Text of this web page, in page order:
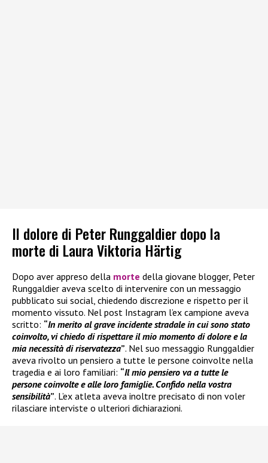
Il dolore di Peter Runggaldier dopo la
morte di Laura Viktoria Härtig
Dopo aver appreso della morte della giovane blogger, Peter
Runggaldier aveva scelto di intervenire con un messaggio
pubblicato sui social, chiedendo discrezione e rispetto per il
momento vissuto. Nel post Instagram l’ex campione aveva
scritto: “In merito al grave incidente stradale in cui sono stato
coinvolto, vi chiedo di rispettare il mio momento di dolore e la
mia necessità di riservatezza”. Nel suo messaggio Runggaldier
aveva rivolto un pensiero a tutte le persone coinvolte nella
tragedia e ai loro familiari: “Il mio pensiero va a tutte le
persone coinvolte e alle loro famiglie. Confido nella vostra
sensibilità”. L’ex atleta aveva inoltre precisato di non voler
rilasciare interviste o ulteriori dichiarazioni.